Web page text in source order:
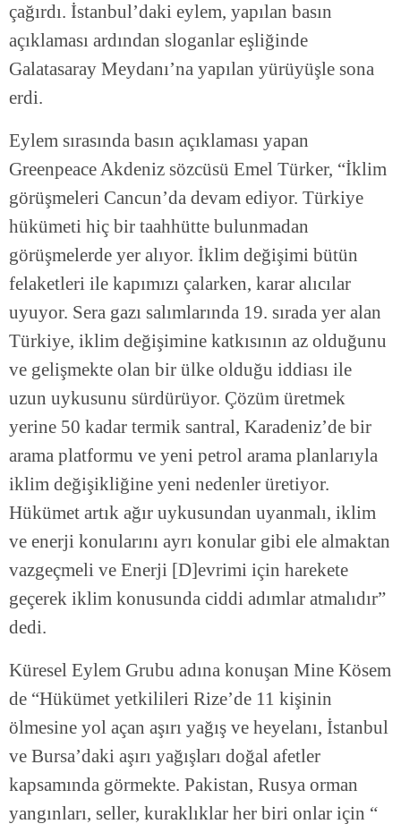
çağırdı. İstanbul’daki eylem, yapılan basın
açıklaması ardından sloganlar eşliğinde
Galatasaray Meydanı’na yapılan yürüyüşle sona
erdi.
Eylem sırasında basın açıklaması yapan
Greenpeace Akdeniz sözcüsü Emel Türker, “İklim
görüşmeleri Cancun’da devam ediyor. Türkiye
hükümeti hiç bir taahhütte bulunmadan
görüşmelerde yer alıyor. İklim değişimi bütün
felaketleri ile kapımızı çalarken, karar alıcılar
uyuyor. Sera gazı salımlarında 19. sırada yer alan
Türkiye, iklim değişimine katkısının az olduğunu
ve gelişmekte olan bir ülke olduğu iddiası ile
uzun uykusunu sürdürüyor. Çözüm üretmek
yerine 50 kadar termik santral, Karadeniz’de bir
arama platformu ve yeni petrol arama planlarıyla
iklim değişikliğine yeni nedenler üretiyor.
Hükümet artık ağır uykusundan uyanmalı, iklim
ve enerji konularını ayrı konular gibi ele almaktan
vazgeçmeli ve Enerji [D]evrimi için harekete
geçerek iklim konusunda ciddi adımlar atmalıdır”
dedi.
Küresel Eylem Grubu adına konuşan Mine Kösem
de “Hükümet yetkilileri Rize’de 11 kişinin
ölmesine yol açan aşırı yağış ve heyelanı, İstanbul
ve Bursa’daki aşırı yağışları doğal afetler
kapsamında görmekte. Pakistan, Rusya orman
yangınları, seller, kuraklıklar her biri onlar için “